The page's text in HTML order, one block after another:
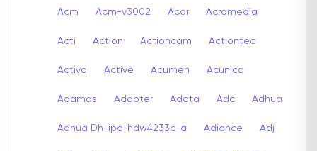
Acm Acm-v3002 Acor Acromedia
Acti Action Actioncam Actiontec
Activa Active Acumen Acunico
Adamas Adapter Adata Adc Adhua
Adhua Dh-ipc-hdw4233c-a Adiance Adj